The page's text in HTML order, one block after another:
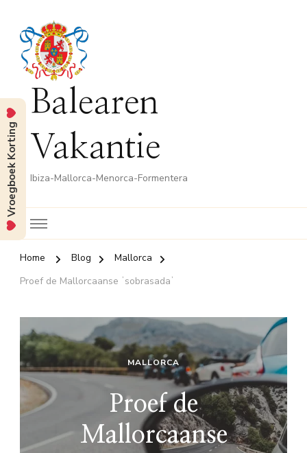
Balearen
Vakantie
Ibiza-Mallorca-Menorca-Formentera
Home Blog
Mallorca
Proef de Mallorcaanse ʼsobrasadaʼ
MALLORCA
Proef de
Mallorcaanse
Vroegboek Korting